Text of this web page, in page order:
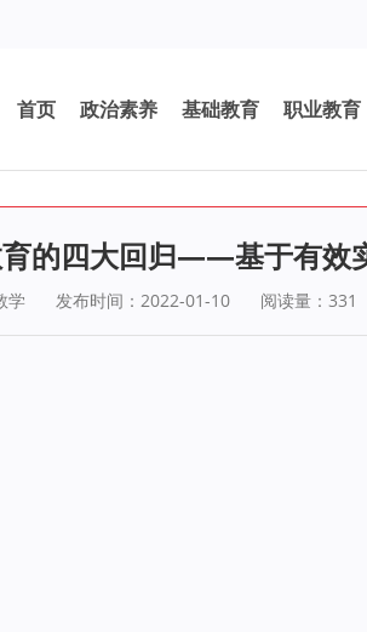
首页 政治素养 基础教育 职业教育
的四大回归——基于有效
学 发布时间：2022-01-10 阅读量： 331